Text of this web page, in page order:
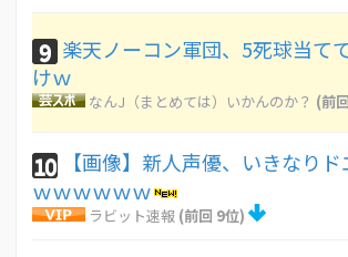
9 楽天ノーコン軍団、5死球当て
けｗ
なんJ（まとめては）いかんのか？ (前
10
【画像】新人声優、いきなり
ｗｗｗｗｗｗ
ラビット速報 (前回 9位)